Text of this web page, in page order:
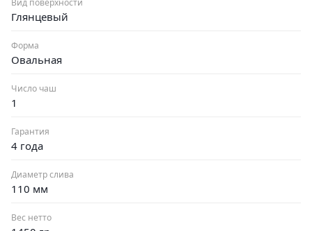
Вид поверхности
Глянцевый
Форма
Овальная
Число чаш
1
Гарантия
4 года
Диаметр слива
110 мм
Вес нетто